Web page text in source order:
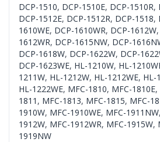
DCP-1510, DCP-1510E, DCP-1510R,
DCP-1512E, DCP-1512R, DCP-1518,
1610WE, DCP-1610WR, DCP-1612W,
1612WR, DCP-1615NW, DCP-
DCP-1618W, DCP-1622W, DCP-
DCP-1623WE, HL-1210W, HL-
1211W, HL-1212W, HL-1212WE, HL-
HL-1222WE, MFC-1810, MFC-1810E,
1811 , MFC-1813, MFC-1815, MFC-
1910W, MFC-1910WE, MFC-1911NW,
1912W, MFC-1912WR, MFC-1915W,
1919NW